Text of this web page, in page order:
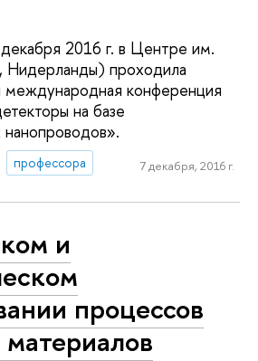
2016 г. в Центре им.
проходила
международная конференция
на базе
профессора 7 декабря, 2016 г.
и
процессов